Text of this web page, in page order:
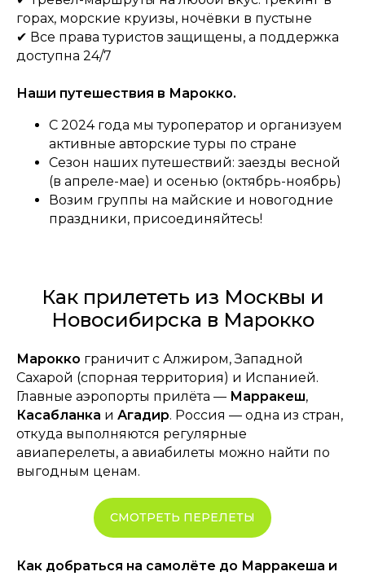
горах, морские круизы, ночёвки в пустыне
✔ Все права туристов защищены, а поддержка
доступна 24/7
Наши путешествия в Марокко.
С 2024 года мы туроператор и организуем
активные авторские туры по стране
Сезон наших путешествий: заезды весной
(в апреле-мае) и осенью (октябрь-ноябрь)
Возим группы на майские и новогодние
праздники, присоединяйтесь!
Как прилететь из Москвы и
Новосибирска в Марокко
Марокко граничит с Алжиром, Западной
Сахарой (спорная территория) и Испанией.
Главные аэропорты прилёта — Марракеш,
Касабланка и Агадир. Россия — одна из стран,
откуда выполняются регулярные
авиаперелеты, а авиабилеты можно найти по
выгодным ценам.
СМОТРЕТЬ ПЕРЕЛЕТЫ
Как добраться на самолёте до Марракеша и